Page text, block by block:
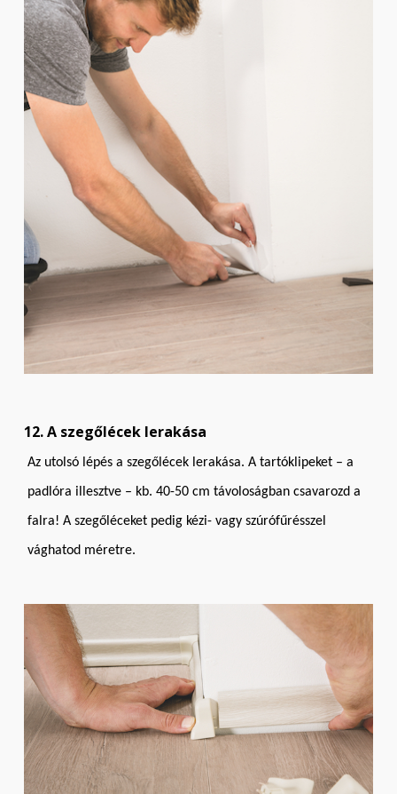
12. A szegőlécek lerakása
Az utolsó lépés a szegőlécek lerakása. A tartóklipeket – a
padlóra illesztve – kb. 40-50 cm távoloságban csavarozd a
falra! A szegőléceket pedig kézi- vagy szúrófűrésszel
vághatod méretre.